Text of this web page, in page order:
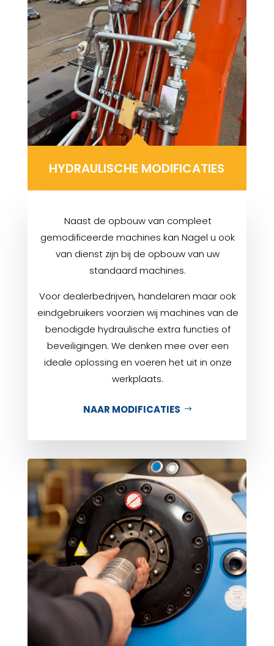
B
HYDRAULISCHE MODIFICATIES
Naast de opbouw van compleet
gemodificeerde machines kan Nagel u ook
van dienst zijn bij de opbouw van uw
standaard machines.
Voor dealerbedrijven, handelaren maar ook
eindgebruikers voorzien wij machines van de
benodigde hydraulische extra functies of
beveiligingen. We denken mee over een
ideale oplossing en voeren hetuitin onze
werkplaats.
NAAR MODIFICATIES